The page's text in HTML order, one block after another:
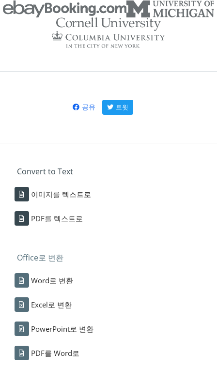
공유 트윗
Convert to Text
이미지를 텍스트로
PDF를 텍스트로
Office로 변환
Word로 변환
Excel로 변환
PowerPoint로 변환
PDF를 Word로